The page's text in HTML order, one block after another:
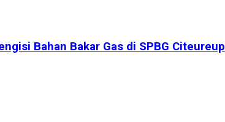
Bahan Bakar Gas di SPBG Citeureup